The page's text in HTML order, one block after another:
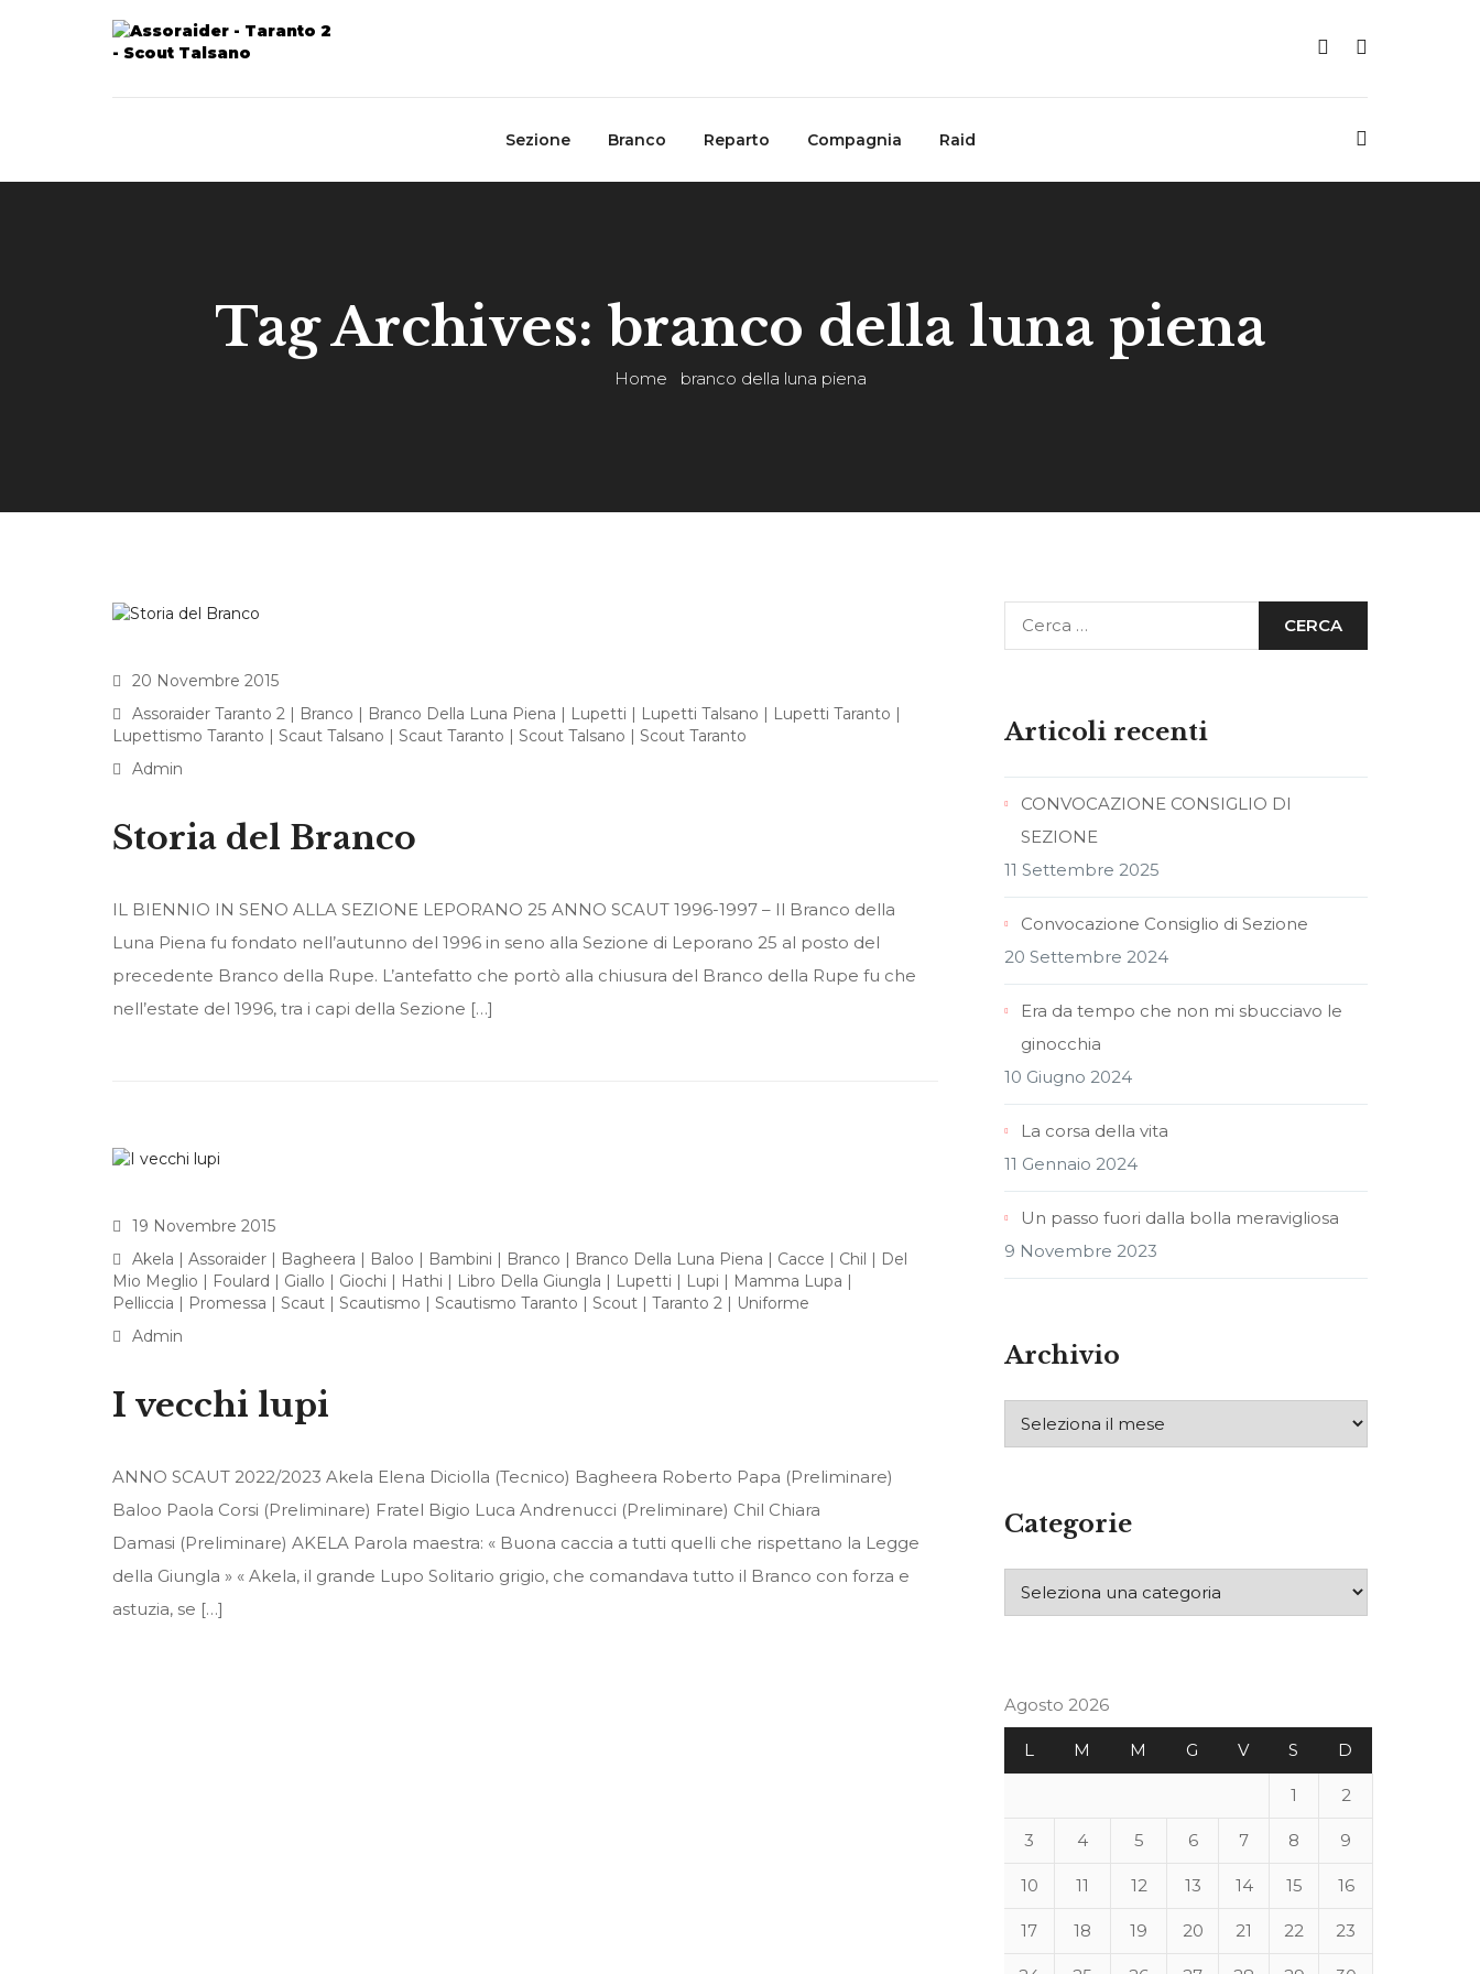
Sezione Branco Reparto Compagnia Raid
Tag Archives: branco della luna piena
Home branco della luna piena
20 Novembre 2015
Assoraider Taranto 2
Branco Branco Della Luna Piena Lupetti Lupetti Talsano Lupetti Taranto
Lupettismo Taranto
Scaut Talsano Scaut Taranto Scout Talsano
Scout Taranto
Admin
Storia del Branco
IL BIENNIO IN SENO ALLA SEZIONE LEPORANO 25 ANNO SCAUT 1996-1997 – Il Branco della
Luna Piena fu fondato nell’autunno del 1996 in seno alla Sezione di Leporano 25 al posto del
precedente Branco della Rupe. L’antefatto che portò alla chiusura del Branco della Rupe fu che
nell’estate del 1996, tra i capi della Sezione […]
19 Novembre 2015
Akela
Assoraider Bagheera Baloo Bambini Branco Branco Della Luna Piena Cacce Chil
Del
Mio Meglio
Foulard Giallo Giochi Hathi Libro Della Giungla Lupetti Lupi Mamma Lupa
Pelliccia
Promessa Scaut Scautismo Scautismo Taranto Scout Taranto 2
Uniforme
Admin
I vecchi lupi
ANNO SCAUT 2022/2023 Akela Elena Diciolla (Tecnico) Bagheera Roberto Papa (Preliminare)
Baloo Paola Corsi (Preliminare) Fratel Bigio Luca Andrenucci (Preliminare) Chil Chiara
Damasi (Preliminare) AKELA Parola maestra: « Buona caccia a tutti quelli che rispettano la Legge
della Giungla » « Akela, il grande Lupo Solitario grigio, che comandava tutto il Branco con forza e
astuzia, se […]
Articoli recenti
CONVOCAZIONE CONSIGLIO DI
SEZIONE
11 Settembre 2025
Convocazione Consiglio di Sezione
20 Settembre 2024
Era da tempo che non mi sbucciavo le
ginocchia
10 Giugno 2024
La corsa della vita
11 Gennaio 2024
Un passo fuori dalla bolla meravigliosa
9 Novembre 2023
Archivio
Categorie
Agosto 2026
L M M G V S D
1 2
3 4 5 6 7 8 9
10 11 12 13 14 15 16
17 18 19 20 21 22 23